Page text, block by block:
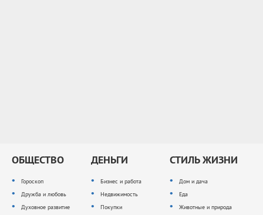
ОБЩЕСТВО
Гороскоп
Дружба и любовь
Духовное развитие
ДЕНЬГИ
Бизнес и работа
Недвижимость
Покупки
СТИЛЬ ЖИЗНИ
Дом и дача
Еда
Животные и природа